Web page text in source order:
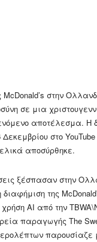
στην
σε μια
αποτέλεσμα. Η
Δεκεμβρίου στο
αποσύρθηκε.
ξέσπασαν στην
διαφήμιση της
AI από την
παραγωγής The